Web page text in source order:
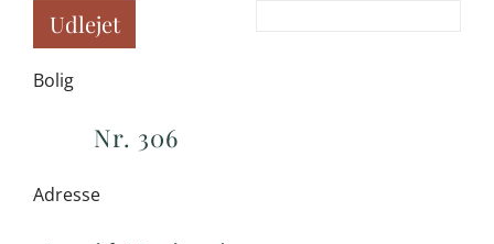
Udlejet
Bolig
Nr. 306
Adresse